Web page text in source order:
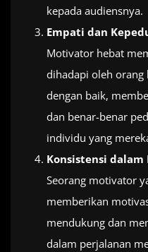
kepada audiensnya.
Empati dan
Motivator hebat
dihadapi oleh orang
dengan baik,
dan benar-benar
individu yang
Konsistensi
Seorang motivator
memberikan
mendukung dan
dalam perjalanan